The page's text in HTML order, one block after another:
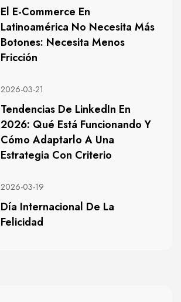
El E-Commerce En
Latinoamérica No Necesita Más
Botones: Necesita Menos
Fricción
2026-03-21
Tendencias De LinkedIn En
2026: Qué Está Funcionando Y
Cómo Adaptarlo A Una
Estrategia Con Criterio
2026-03-19
Día Internacional De La
Felicidad